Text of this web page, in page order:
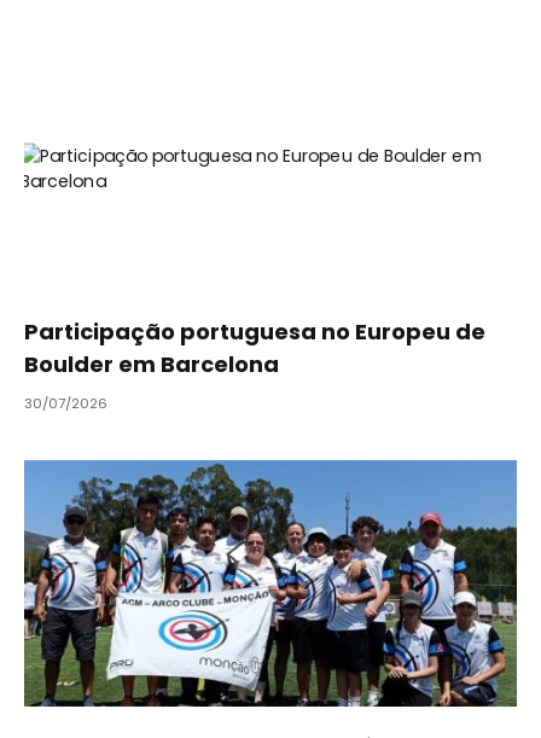
Participação portuguesa no Europeu de
Boulder em Barcelona
30/07/2026